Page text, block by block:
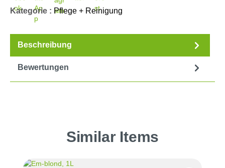
Kategorie : Pflege + Reinigung
Beschreibung
Bewertungen
Produktgalerie überspringen
Similar Items